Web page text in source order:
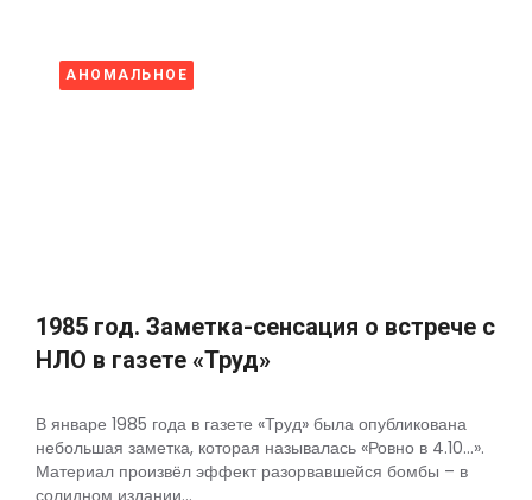
АНОМАЛЬНОЕ
1985 год. Заметка-сенсация о встрече с
НЛО в газете «Труд»
В январе 1985 года в газете «Труд» была опубликована
небольшая заметка, которая называлась «Ровно в 4.10…».
Материал произвёл эффект разорвавшейся бомбы – в